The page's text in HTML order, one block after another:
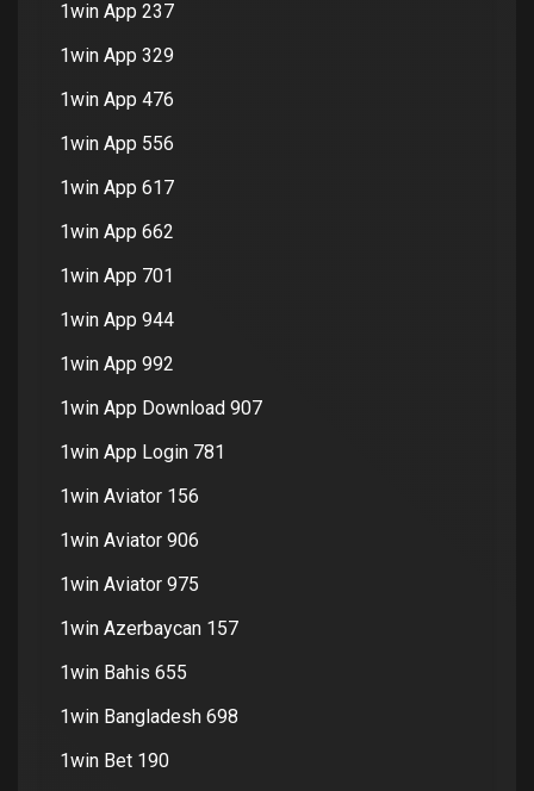
1win App 237
1win App 329
1win App 476
1win App 556
1win App 617
1win App 662
1win App 701
1win App 944
1win App 992
1win App Download 907
1win App Login 781
1win Aviator 156
1win Aviator 906
1win Aviator 975
1win Azerbaycan 157
1win Bahis 655
1win Bangladesh 698
1win Bet 190